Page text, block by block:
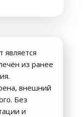
является
из ранее
внешний
Без
и